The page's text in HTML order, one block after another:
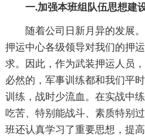
一.加强本班组队伍思想建
随着公司日新月异的发展
押运中心各级领导对我们的押
求。因此，作为武装押运人员
必然的，军事训练都和我们平
训练，战时少流血。在实战中
吃苦、特别能战斗、素质特别
班还认真学习了重要思想，提